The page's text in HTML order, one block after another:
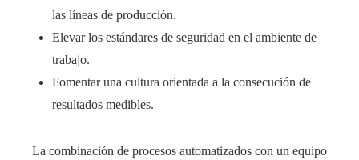
las líneas de producción.
Elevar los estándares de seguridad en el ambiente de
trabajo.
Fomentar una cultura orientada a la consecución de
resultados medibles.
La combinación de procesos automatizados con un equipo